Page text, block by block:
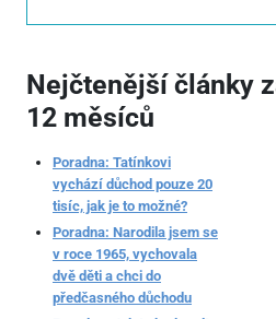
Nejčtenější články
12 měsíců
Poradna: Tatínkovi
vychází důchod pouze 20
tisíc, jak je to možné?
Poradna: Narodila jsem se
v roce 1965, vychovala
dvě děti a chci do
předčasného důchodu